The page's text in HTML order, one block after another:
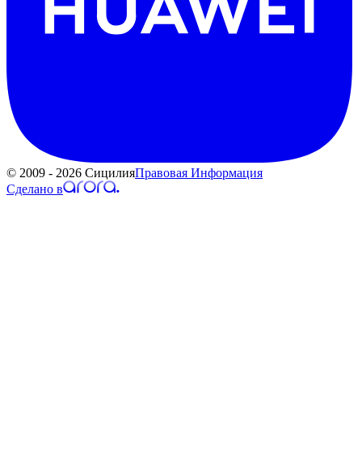
© 2009 - 2026 СицилияПравовая Информация
Сделано в